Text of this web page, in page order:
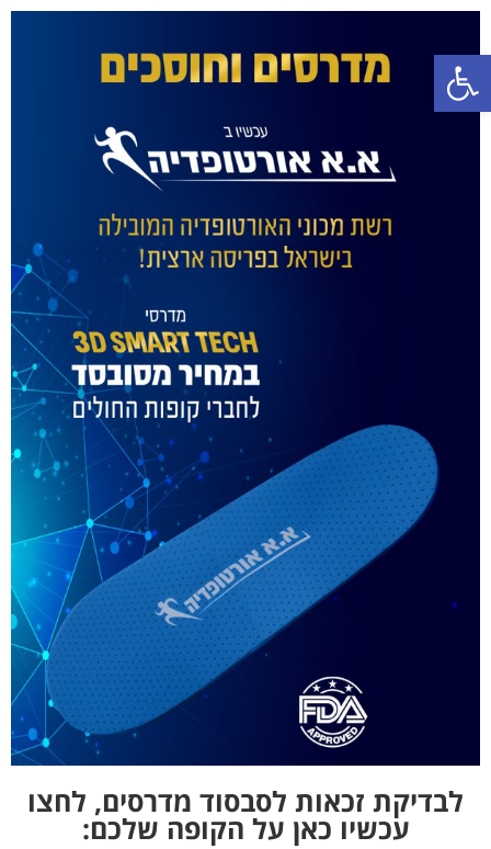
לבדיקת זכאות לסבסוד מדרסים, לחצו
עכשיו כאן על הקופה שלכם:
פתח סרגל נגישות